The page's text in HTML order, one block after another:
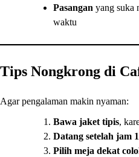
Pasangan yang suka
waktu
Tips Nongkrong di
Agar pengalaman makin nyaman:
Bawa jaket tipis,
Datang setelah jam
Pilih meja dekat